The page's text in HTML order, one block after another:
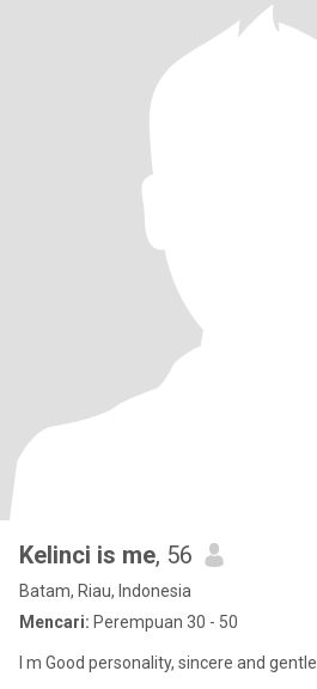
Kelinci is me, 56
Batam, Riau, Indonesia
Mencari: Perempuan 30 - 50
I m Good personality, sincere and gentle.